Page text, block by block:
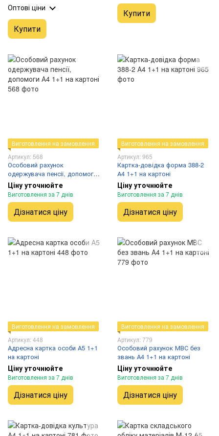
Оптові ціни
Купити
Купити
Виготовлення на замовлення
Артикул: 568
Особовий рахунок
одержувача пенсії, допомоги
А4 1+1 на картоні
Ціну уточнюйте
Виготовлення за 7 днів
Дізнатися ціну
Виготовлення на замовлення
Артикул: 965
Картка-довідка форма 388-2
А4 1+1 на картоні
Ціну уточнюйте
Виготовлення за 7 днів
Дізнатися ціну
Виготовлення на замовлення
Артикул: 448
Адресна картка особи А5 1+1
на картоні
Ціну уточнюйте
Виготовлення за 7 днів
Дізнатися ціну
Виготовлення на замовлення
Артикул: 779
Особовий рахунок МВС без
звань А4 1+1 на картоні
Ціну уточнюйте
Виготовлення за 7 днів
Дізнатися ціну